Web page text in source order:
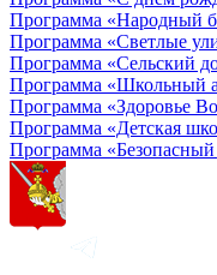
Программа «Народный
Программа «Светлые
Программа «Сельский
Программа «Школьный
Программа «Здоровье
Программа «Детская
Программа